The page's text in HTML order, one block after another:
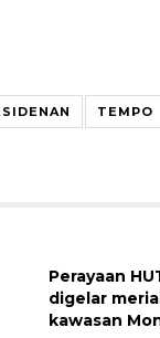
TEMPO
Perayaan
digelar
kawasan